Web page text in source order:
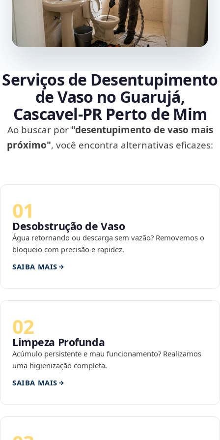
Serviços de Desentupimento
de Vaso no Guarujá,
Cascavel‑PR Perto de Mim
Ao buscar por "desentupimento de vaso mais
próximo", você encontra alternativas eficazes:
01
Desobstrução de Vaso
Água retornando ou descarga sem vazão? Removemos o
bloqueio com precisão e rapidez.
SAIBA MAIS
02
Limpeza Profunda
Acúmulo persistente e mau funcionamento? Realizamos
uma higienização completa.
SAIBA MAIS